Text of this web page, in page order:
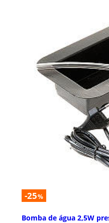
-25%
Bomba de água 2,5W